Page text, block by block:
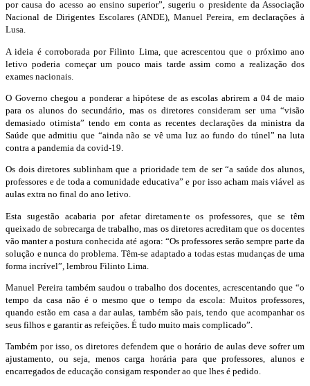
por causa do acesso ao ensino superior”, sugeriu o presidente da Associação
Nacional de Dirigentes Escolares (ANDE), Manuel Pereira, em declarações à
Lusa.
A ideia é corroborada por Filinto Lima, que acrescentou que o próximo ano
letivo poderia começar um pouco mais tarde assim como a realização dos
exames nacionais.
O Governo chegou a ponderar a hipótese de as escolas abrirem a 04 de maio
para os alunos do secundário, mas os diretores consideram ser uma “visão
demasiado otimista” tendo em conta as recentes declarações da ministra da
Saúde que admitiu que “ainda não se vê uma luz ao fundo do túnel” na luta
contra a pandemia da covid-19.
Os dois diretores sublinham que a prioridade tem de ser “a saúde dos alunos,
professores e de toda a comunidade educativa” e por isso acham mais viável as
aulas extra no final do ano letivo.
Esta sugestão acabaria por afetar diretamente os professores, que se têm
queixado de sobrecarga de trabalho, mas os diretores acreditam que os docentes
vão manter a postura conhecida até agora: “Os professores serão sempre parte da
solução e nunca do problema. Têm-se adaptado a todas estas mudanças de uma
forma incrível”, lembrou Filinto Lima.
Manuel Pereira também saudou o trabalho dos docentes, acrescentando que “o
tempo da casa não é o mesmo que o tempo da escola: Muitos professores,
quando estão em casa a dar aulas, também são pais, tendo que acompanhar os
seus filhos e garantir as refeições. É tudo muito mais complicado”.
Também por isso, os diretores defendem que o horário de aulas deve sofrer um
ajustamento, ou seja, menos carga horária para que professores, alunos e
encarregados de educação consigam responder ao que lhes é pedido.